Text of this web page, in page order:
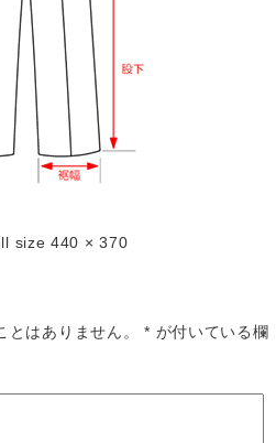
size440 × 370
とはありません。 * が付いている欄